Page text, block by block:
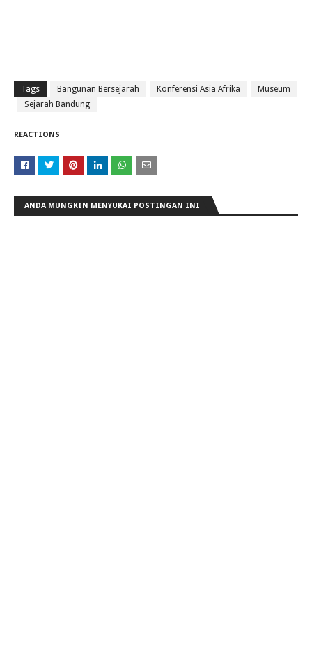
Tags Bangunan Bersejarah Konferensi Asia Afrika
Museum
Sejarah Bandung
REACTIONS
ANDA MUNGKIN MENYUKAI POSTINGAN INI